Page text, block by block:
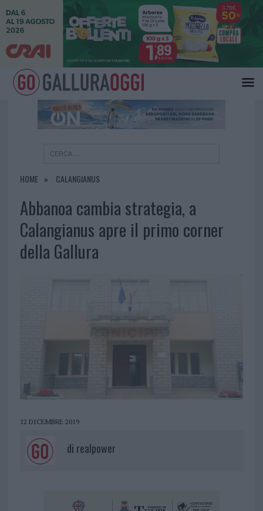
HOME CALANGIANUS
Abbanoa cambia strategia, a
Calangianus apre il primo corner
della Gallura
12 DICEMBRE 2019
di realpower
×